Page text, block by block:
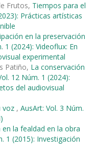
Frutos, Tiempos para el
Prácticas artísticas
en la preservación
1 (2024): Videoflux: En
experimental
Patiño, La conservación
12 Núm. 1 (2024):
del audiovisual
voz , AusArt: Vol. 3 Núm.
en la fealdad en la obra
1 (2015): Investigación